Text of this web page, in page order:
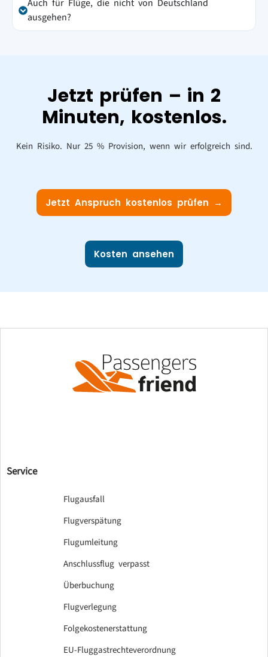
Auch für Flüge, die nicht von Deutschland
ausgehen?
Jetzt prüfen – in 2
Minuten, kostenlos.
Kein Risiko. Nur 25 % Provision, wenn wir erfolgreich sind.
Jetzt Anspruch kostenlos prüfen →
Kosten ansehen
Service
Flugausfall
Flugverspätung
Flugumleitung
Anschlussflug verpasst
Überbuchung
Flugverlegung
Folgekostenerstattung
EU-Fluggastrechteverordnung